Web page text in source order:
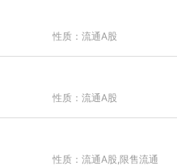
性质：流通A股
性质：流通A股
性质：流通A股,限售流通